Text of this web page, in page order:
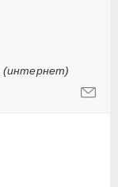
(интернет)